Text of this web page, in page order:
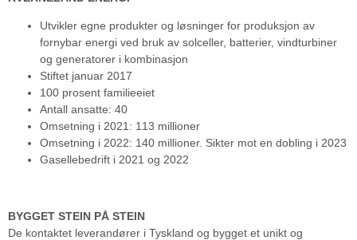
Utvikler egne produkter og løsninger for produksjon av
fornybar energi ved bruk av solceller, batterier, vindturbiner
og generatorer i kombinasjon
Stiftet januar 2017
100 prosent familieeiet
Antall ansatte: 40
Omsetning i 2021: 113 millioner
Omsetning i 2022: 140 millioner. Sikter mot en dobling i 2023
Gasellebedrift i 2021 og 2022
BYGGET STEIN PÅ STEIN
De kontaktet leverandører i Tyskland og bygget et unikt og